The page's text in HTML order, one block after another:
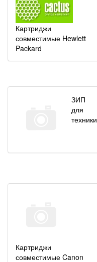
Картриджи
совместимые Hewlett
Packard
ЗИП
для
техники
Картриджи
совместимые Canon